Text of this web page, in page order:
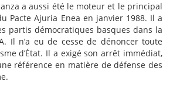
a aussi été le moteur et le principal
Pacte Ajuria Enea en janvier 1988. Il a
partis démocratiques basques dans la
Il n’a eu de cesse de dénoncer toute
d’État. Il a exigé son arrêt immédiat,
référence en matière de défense des